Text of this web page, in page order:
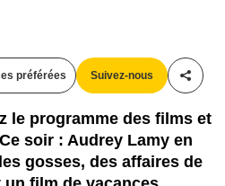
préférées Suivez-nous
le programme des films et
soir : Audrey Lamy en
gosses, des affaires de